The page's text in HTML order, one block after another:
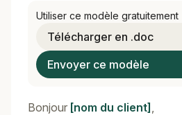
Utiliser ce modèle gratuitement
Télécharger en .doc
Envoyer ce modèle
Bonjour [nom du client] ,